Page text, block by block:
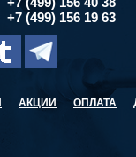
+7 (499) 156 19 63
АКЦИИ ОПЛАТА